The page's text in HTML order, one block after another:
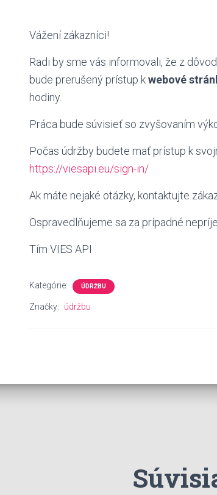
Vážení zákazníci!
Radi by sme vás informovali, že z
bude prerušený prístup kwebové
hodiny.
Práca bude súvisieť so zvyšovaním
Počas údržby budete mať prístup k
https://viesapi.eu/sign-in/
Ak máte nejaké otázky, kontaktujte
Ospravedlňujeme sa za prípadné
Tím VIES API
Kategórie: ÚDRŽBU
Značky: údržbu